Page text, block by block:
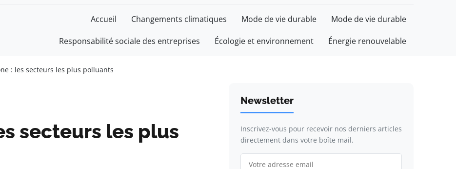
Accueil Changements climatiques Mode de vie durable Mode de vie durable
Responsabilité sociale des entreprises Écologie et environnement Énergie renouvelable
: les secteurs les plus polluants
secteurs les plus
Newsletter
Inscrivez-vous pour recevoir nos derniers articles
directement dans votre boîte mail.